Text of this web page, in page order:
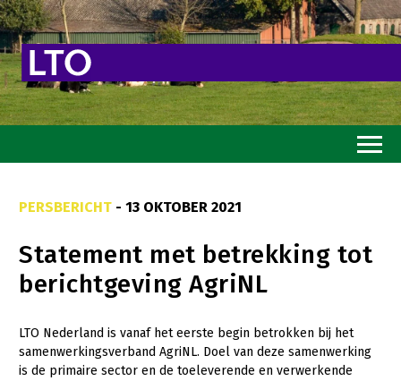
Goed eten
Mooi groen
Sterk ondernemerschap
Transitiepaden
PERSBERICHT - 13 OKTOBER 2021
Statement met betrekking tot
berichtgeving AgriNL
LTO Nederland is vanaf het eerste begin betrokken bij het
samenwerkingsverband AgriNL. Doel van deze samenwerking
is de primaire sector en de toeleverende en verwerkende